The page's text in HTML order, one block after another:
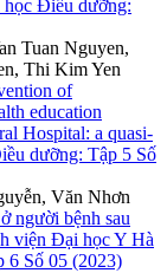
Điều dưỡng:
Tuan Nguyen,
Thi Kim Yen
of
education
Hospital: a quasi-
dưỡng: Tập 5 Số
Văn Nhơn
người bệnh sau
viện Đại học Y Hà
6 Số 05 (2023)